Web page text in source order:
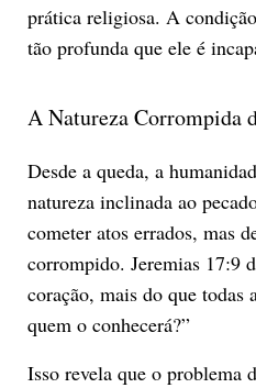
prática religiosa. A
tão profunda que ele é
A Natureza Corrompida
Desde a queda, a
natureza inclinada ao
cometer atos errados, mas
corrompido. Jeremias 17:9
coração, mais do que todas
quem o conhecerá?”
Isso revela que o problema